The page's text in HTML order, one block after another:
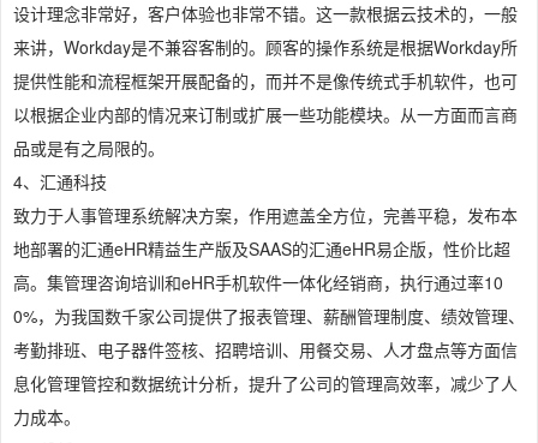
设计理念非常好，客户体验也非常不错。这一款根据云技术的，一般
来讲，Workday是不兼容客制的。顾客的操作系统是根据Workday所
提供性能和流程框架开展配备的，而并不是像传统式手机软件，也可
以根据企业内部的情况来订制或扩展一些功能模块。从一方面而言商
品或是有之局限的。
4、汇通科技
致力于人事管理系统解决方案，作用遮盖全方位，完善平稳，发布本
地部署的汇通eHR精益生产版及SAAS的汇通eHR易企版，性价比超
高。集管理咨询培训和eHR手机软件一体化经销商，执行通过率10
0%，为我国数千家公司提供了报表管理、薪酬管理制度、绩效管理、
考勤排班、电子器件签核、招聘培训、用餐交易、人才盘点等方面信
息化管理管控和数据统计分析，提升了公司的管理高效率，减少了人
力成本。